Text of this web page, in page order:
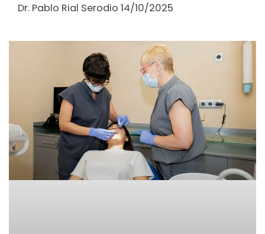
Dr. Pablo Rial Serodio 14/10/2025